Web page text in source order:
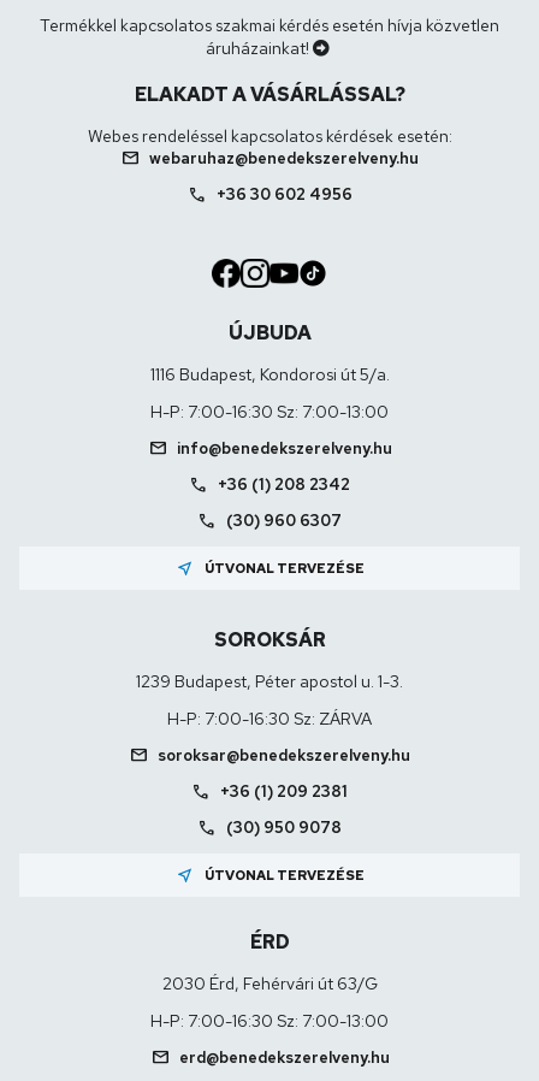
Termékkel kapcsolatos szakmai kérdés esetén hívja közvetlen
áruházainkat!
ELAKADT A VÁSÁRLÁSSAL?
Webes rendeléssel kapcsolatos kérdések esetén:
mail webaruhaz@benedekszerelveny.hu
call +36 30 602 4956
ÚJBUDA
1116 Budapest, Kondorosi út 5/a.
H-P: 7:00-16:30 Sz: 7:00-13:00
mail info@benedekszerelveny.hu
call +36 (1) 208 2342
call (30) 960 6307
near_me ÚTVONAL TERVEZÉSE
SOROKSÁR
1239 Budapest, Péter apostol u. 1-3.
H-P: 7:00-16:30 Sz: ZÁRVA
mail soroksar@benedekszerelveny.hu
call +36 (1) 209 2381
call (30) 950 9078
near_me ÚTVONAL TERVEZÉSE
ÉRD
2030 Érd, Fehérvári út 63/G
H-P: 7:00-16:30 Sz: 7:00-13:00
mail erd@benedekszerelveny.hu